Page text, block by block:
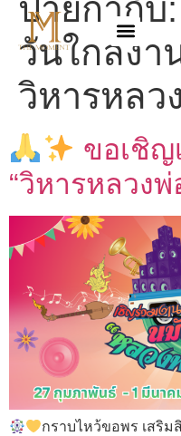
ป้ายกำกับ:
วันใกล้งา
วิหารหลว
ขอเชิญ
“วิหารหลวงพ่
กราบไหว้ขอพร เสริม